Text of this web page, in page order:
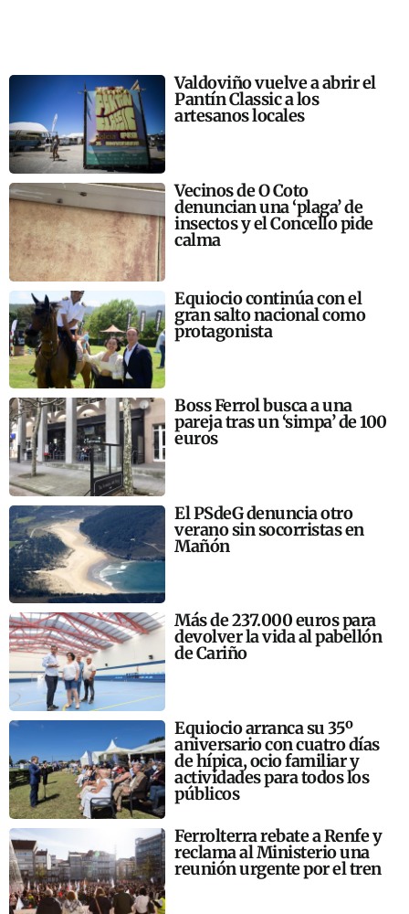
Valdoviño vuelve a abrir el
Pantín Classic a los
artesanos locales
Vecinos de O Coto
denuncian una ‘plaga’ de
insectos y el Concello pide
calma
Equiocio continúa con el
gran salto nacional como
protagonista
Boss Ferrol busca a una
pareja tras un ‘simpa’ de 100
euros
El PSdeG denuncia otro
verano sin socorristas en
Mañón
Más de 237.000 euros para
devolver la vida al pabellón
de Cariño
Equiocio arranca su 35º
aniversario con cuatro días
de hípica, ocio familiar y
actividades para todos los
públicos
Ferrolterra rebate a Renfe y
reclama al Ministerio una
reunión urgente por el tren